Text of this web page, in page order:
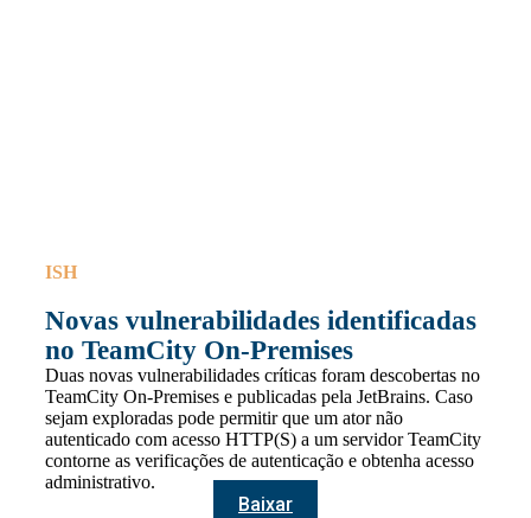
ISH
Novas vulnerabilidades identificadas
no TeamCity On-Premises
Duas novas vulnerabilidades críticas foram descobertas no
TeamCity On-Premises e publicadas pela JetBrains. Caso
sejam exploradas pode permitir que um ator não
autenticado com acesso HTTP(S) a um servidor TeamCity
contorne as verificações de autenticação e obtenha acesso
administrativo.
Baixar